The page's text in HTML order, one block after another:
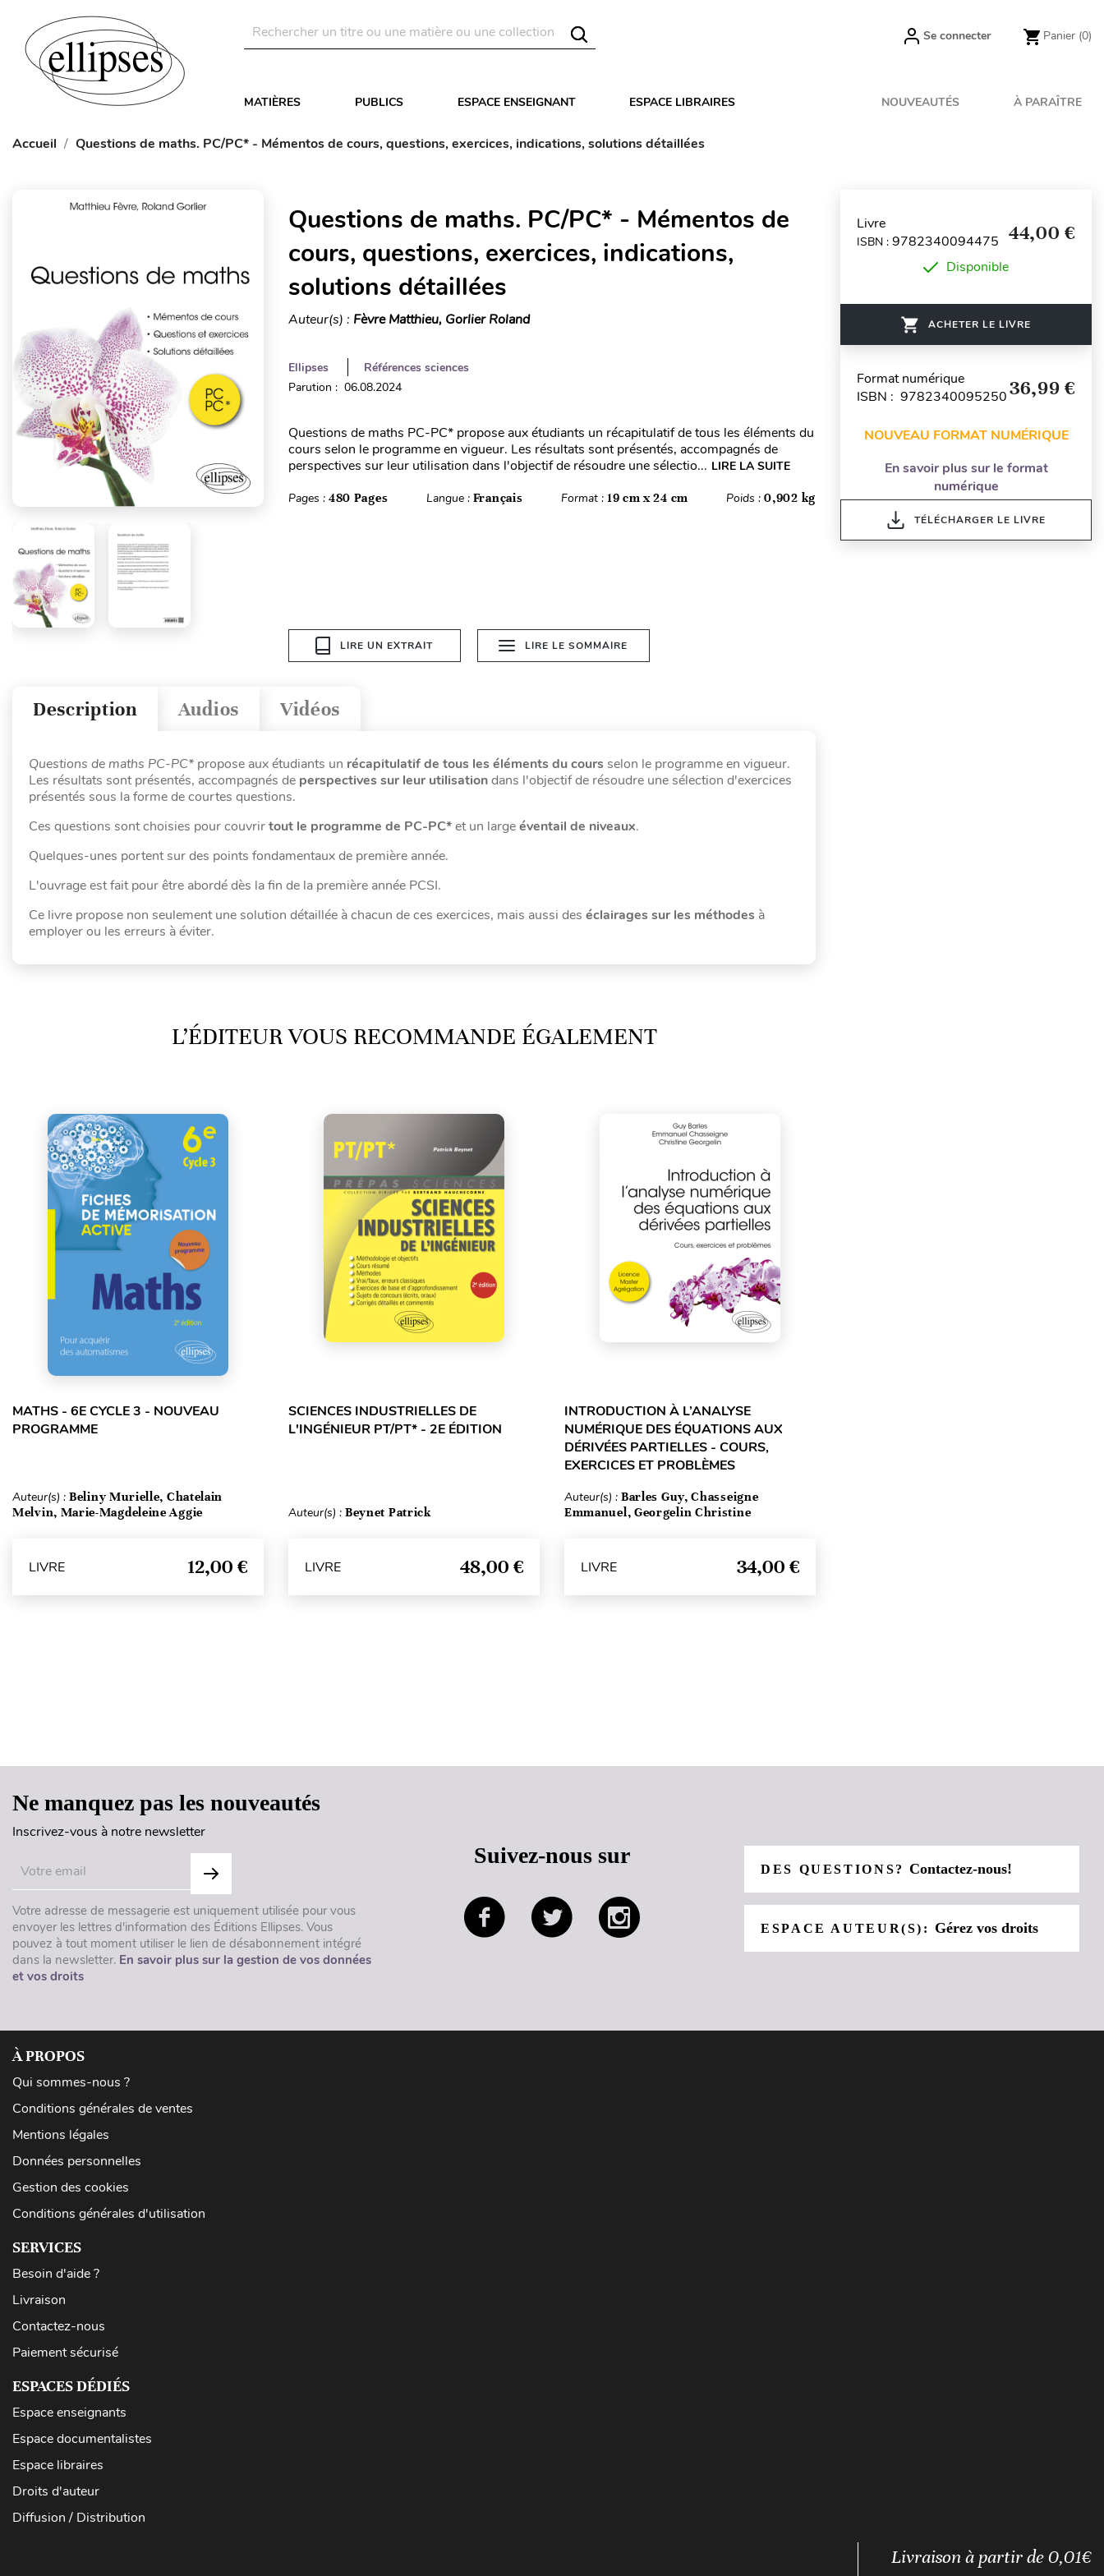
Se connecter Panier (0)
MATIÈRES PUBLICS ESPACE ENSEIGNANT ESPACE LIBRAIRES NOUVEAUTÉS À PARAÎTRE
Accueil Questions de maths. PC/PC* - Mémentos de cours, questions, exercices, indications, solutions détaillées
Questions de maths. PC/PC* - Mémentos de
cours, questions, exercices, indications,
solutions détaillées
Auteur(s) : Fèvre Matthieu, Gorlier Roland
Ellipses
Références sciences
Parution : 06.08.2024
Questions de maths PC-PC* propose aux étudiants un récapitulatif de tous les éléments du
cours selon le programme en vigueur. Les résultats sont présentés, accompagnés de
perspectives sur leur utilisation dans l'objectif de résoudre une sélectio... LIRE LA SUITE
Pages : 480 Pages Langue : Français Format : 19 cm x 24 cm Poids :0,902 kg
LIRE UN EXTRAIT LIRE LE SOMMAIRE
Vidéos
Audios
Description
Questions de maths PC-PC* propose aux étudiants un récapitulatif de tous les éléments du cours selon le programme en vigueur.
Les résultats sont présentés, accompagnés de perspectives sur leur utilisationdans l'objectif de résoudre une sélection d'exercices
présentés sous la forme de courtes questions.
Ces questions sont choisies pour couvrirtout le programme de PC-PC*et un largeéventail de niveaux.
Quelques-unes portent sur des points fondamentaux de première année.
L'ouvrage est fait pour être abordé dès la fin de la première année PCSI.
Ce livre propose non seulement une solution détaillée à chacun de ces exercices, mais aussi des éclairages sur les méthodes à
employer ou les erreurs à éviter.
L’ÉDITEUR VOUS RECOMMANDE ÉGALEMENT
MATHS - 6E CYCLE 3 - NOUVEAU
PROGRAMME
Auteur(s) : Beliny Murielle, Chatelain
Melvin, Marie-Magdeleine Aggie
LIVRE 12,00 €
SCIENCES INDUSTRIELLES DE
L'INGÉNIEUR PT/PT* - 2E ÉDITION
Auteur(s) : Beynet Patrick
LIVRE 48,00 €
INTRODUCTION À L’ANALYSE
NUMÉRIQUE DES ÉQUATIONS AUX
DÉRIVÉES PARTIELLES - COURS,
EXERCICES ET PROBLÈMES
Auteur(s) : Barles Guy, Chasseigne
Emmanuel, Georgelin Christine
LIVRE 34,00 €
Livre
ISBN : 9782340094475 44,00 €
Disponible
ACHETER LE LIVRE
Format numérique
ISBN : 978234009525036,99 €
NOUVEAU FORMAT NUMÉRIQUE
En savoir plus sur le format
numérique
TÉLÉCHARGER LE LIVRE
Ne manquez pas les nouveautés
Inscrivez-vous à notre newsletter
Votre adresse de messagerie est uniquement utilisée pour vous
envoyer les lettres d'information des Éditions Ellipses. Vous
pouvez à tout moment utiliser le lien de désabonnement intégré
dans la newsletter. En savoir plus sur la gestion de vos données
et vos droits
Suivez-nous sur
DES QUESTIONS?Contactez-nous!
ESPACE AUTEUR(S): Gérez vos droits
À PROPOS
Qui sommes-nous ?
Conditions générales de ventes
Mentions légales
Données personnelles
Gestion des cookies
Conditions générales d'utilisation
SERVICES
Besoin d'aide ?
Livraison
Contactez-nous
Paiement sécurisé
ESPACES DÉDIÉS
Espace enseignants
Espace documentalistes
Espace libraires
Droits d'auteur
Diffusion / Distribution
Livraison à partir de 0,01€